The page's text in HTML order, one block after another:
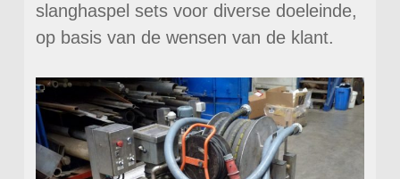
slanghaspel sets voor diverse doeleinde,
op basis van de wensen van de klant.